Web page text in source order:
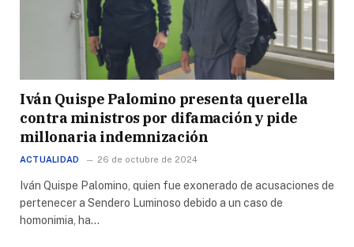
Iván Quispe Palomino presenta querella
contra ministros por difamación y pide
millonaria indemnización
ACTUALIDAD 26 de octubre de 2024
Iván Quispe Palomino, quien fue exonerado de acusaciones de
pertenecer a Sendero Luminoso debido a un caso de
homonimia, ha…